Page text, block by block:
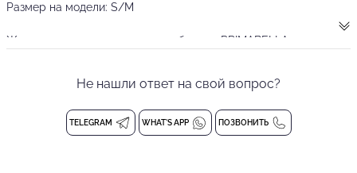
Размер на модели: S/M
Женская спортивная куртка от бренда PRIMABELLA выполнена
который дарит ощущение тепла и комфорта. Материал
теряет внешний вид даже после множества стирок. Каждая
деталь этой модели подчинена высшему стандарту: состав
Не нашли ответ на свой вопрос?
TELEGRAM WHAT'S APP ПОЗВОНИТЬ